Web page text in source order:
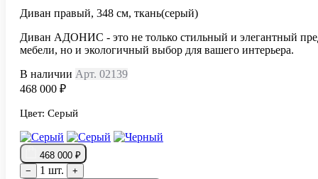
Диван правый, 348 см, ткань(серый)
Диван АДОНИС - это не только стильный и элегантный
мебели, но и экологичный выбор для вашего интерьера.
В наличии Арт. 02139
468 000 ₽
Цвет: Серый
468 000 ₽
−
1 шт. +